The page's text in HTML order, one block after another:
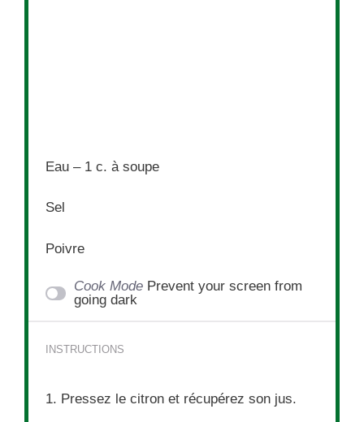
Eau – 1 c. à soupe
Sel
Poivre
Cook Mode Prevent your screen from
going dark
INSTRUCTIONS
1. Pressez le citron et récupérez son jus.